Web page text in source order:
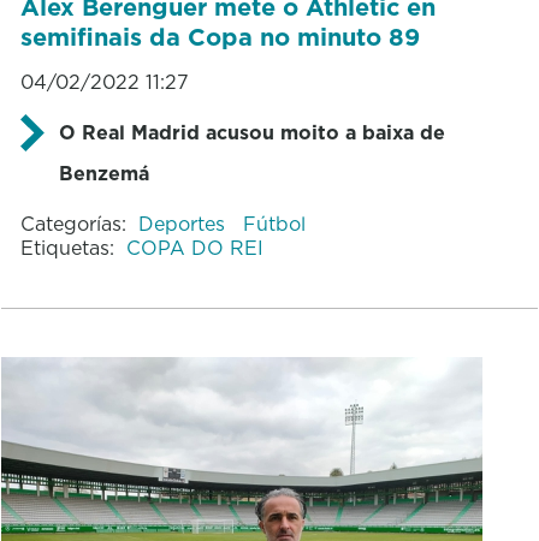
Alex Berenguer mete o Athletic en
semifinais da Copa no minuto 89
04/02/2022 11:27
O Real Madrid acusou moito a baixa de
Benzemá
Categorías: Deportes
Fútbol
Etiquetas: COPA DO REI